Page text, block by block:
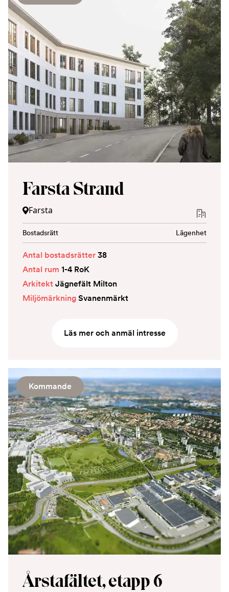
Farsta Strand
Farsta
Bostadsrätt Lägenhet
Antal bostadsrätter38
Antal rum 1-4 RoK
ArkitektJägnefält Milton
MiljömärkningSvanenmärkt
Läs mer och anmäl intresse
Kommande
Årstafältet, etapp 6